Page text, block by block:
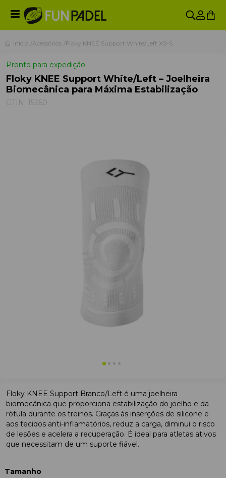
Início Acessórios Floky KNEE Support White/Left XS-S
Pronto para expedição
Floky KNEE Support White/Left – Joelheira
Biomecânica para Máxima Estabilização
GTIN: 15260
Floky KNEE Support Branco/Left é uma joelheira
biomecânica que proporciona estabilização do joelho e da
rótula durante os treinos. Graças às inserções de silicone e
aos tecidos anti-inflamatórios, reduz a carga, diminui o risco
de lesões e acelera a recuperação. É ideal para atletas ativos
que necessitam de um suporte fiável.
Tamanho